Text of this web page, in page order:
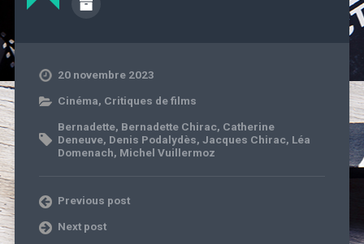
20 novembre 2023
Cinéma, Critiques de films
Bernadette, Bernadette Chirac, Catherine
Deneuve, Denis Podalydès, Jacques Chirac, Léa
Domenach, Michel Vuillermoz
Previous post
Next post